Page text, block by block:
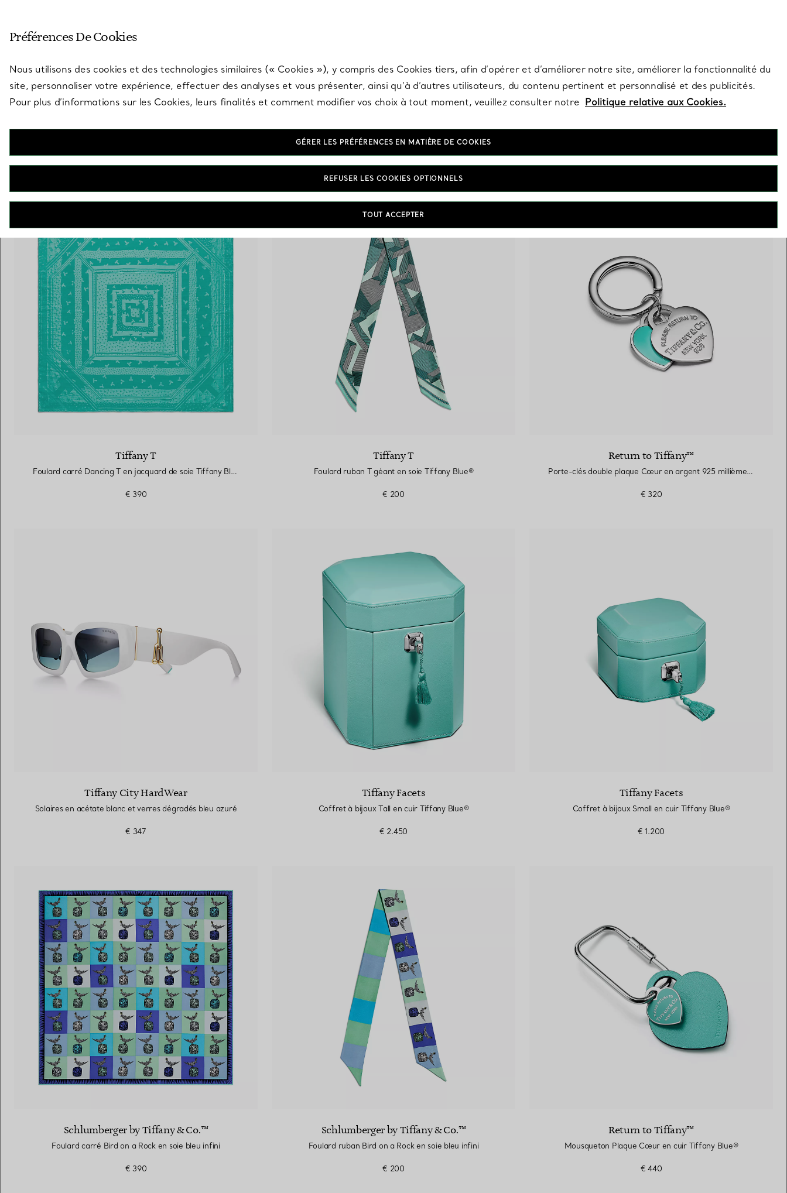
Alliances pour femme Alliances pour hommes Bagues pour couples Bagues Eternité Elsa Peretti®
Comment assortir alliance et
bague de fiançailles
Prenezrendez-vousavec un expert en diamants Tiffany.
68 PRODUITS Accessoires coloris Bleu FILTRES
Tiffany T
Foulard carré Dancing T en jacquard de soie Tiffany Blue®
€ 390
Tiffany T
Foulard ruban T géant en soie Tiffany Blue®
€ 200
Return to Tiffany™
Porte-clés double plaque Cœur en argent 925 millièmes et finition émaillée Tiffany Blue®
€ 320
Tiffany City HardWear
Solaires en acétate blanc et verres dégradés bleu azuré
€ 347
Tiffany Facets
Coffret à bijoux Tall en cuir Tiffany Blue®
€ 2.450
Tiffany Facets
Coffret à bijoux Small en cuir Tiffany Blue®
€ 1.200
Schlumberger by Tiffany & Co.™
Foulard carré Bird on a Rock en soie bleu infini
€ 390
Schlumberger by Tiffany & Co.™
Foulard ruban Bird on a Rock en soie bleu infini
€ 200
Return to Tiffany™
Mousqueton Plaque Cœur en cuir Tiffany Blue®
€ 440
Préférences De Cookies
Nous utilisons des cookies et des technologies similaires (« Cookies »), y compris des Cookies tiers, afin d’opérer et d’améliorer notre site, améliorer la fonctionnalité du
site, personnaliser votre expérience, effectuer des analyses et vous présenter, ainsi qu’à d’autres utilisateurs, du contenu pertinent et personnalisé et des publicités.
Pour plus d’informations sur les Cookies, leurs finalités et comment modifier vos choix à tout moment, veuillez consulter notre Politique relative aux Cookies.
GÉRER LES PRÉFÉRENCES EN MATIÈRE DE COOKIES
REFUSER LES COOKIES OPTIONNELS
TOUT ACCEPTER